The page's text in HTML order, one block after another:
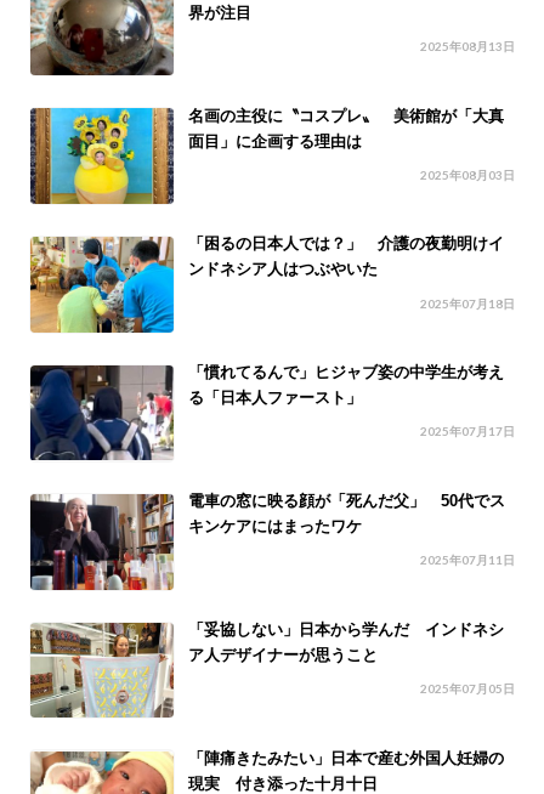
界が注目
2025年08月13日
名画の主役に〝コスプレ〟 美術館が「大真
面目」に企画する理由は
2025年08月03日
「困るの日本人では？」 介護の夜勤明けイ
ンドネシア人はつぶやいた
2025年07月18日
「慣れてるんで」ヒジャブ姿の中学生が考え
る「日本人ファースト」
2025年07月17日
電車の窓に映る顔が「死んだ父」 50代でス
キンケアにはまったワケ
2025年07月11日
「妥協しない」日本から学んだ インドネシ
ア人デザイナーが思うこと
2025年07月05日
「陣痛きたみたい」日本で産む外国人妊婦の
現実 付き添った十月十日